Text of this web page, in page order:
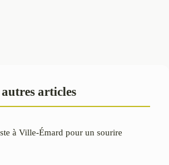
articles
à Ville-Émard pour un sourire